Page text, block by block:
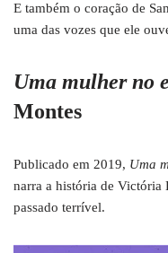
E também o coração de
uma das vozes que ele
Uma mulher no
Montes
Publicado em 2019, Uma
narra a história de Victória
passado terrível.